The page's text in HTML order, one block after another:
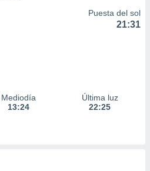
Puesta del sol
21:31
Mediodía
13:24
Última luz
22:25